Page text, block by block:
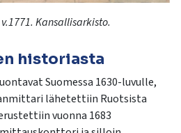
. Kansallisarkisto.
historiasta
Suomessa 1630-luvulle,
lähetettiin Ruotsista
vuonna 1683